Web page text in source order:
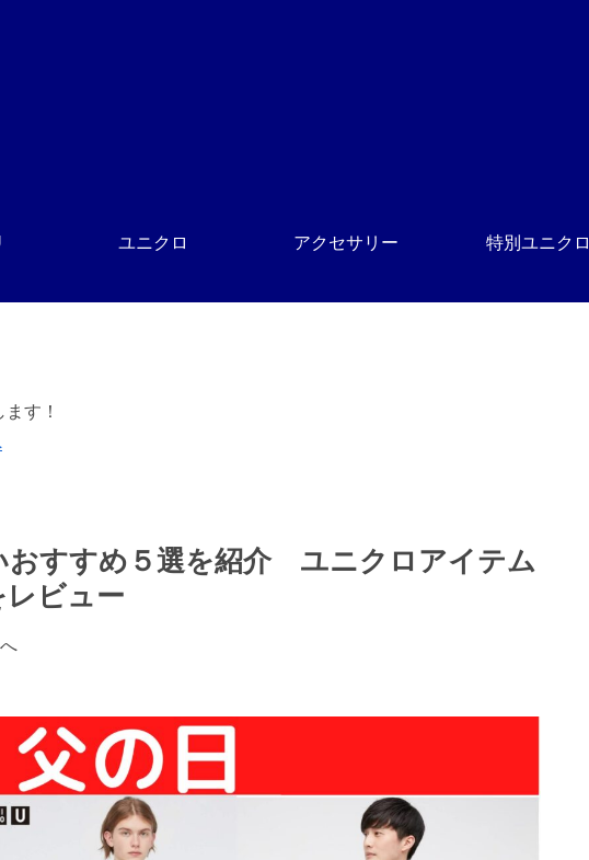
ユニクロ アクセサリー 特別ユニクロ
す！
おすすめ５選を紹介 ユニクロアイテム
レビュー